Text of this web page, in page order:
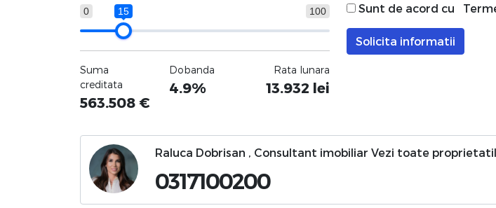
0 100
15
Suma
creditata
563.508 €
Dobanda
4.9%
Rata lunara
13.932 lei
Sunt de acord cu
Solicita informatii
Raluca Dobrisan , Consultant imobiliar Vezi toate
0317100200